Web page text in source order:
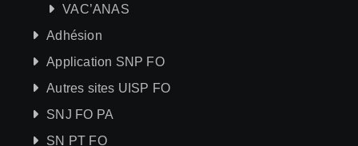
VAC’ANAS
Adhésion
Application SNP FO
Autres sites UISP FO
SNJ FO PA
SN PT FO